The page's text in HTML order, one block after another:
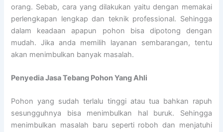
orang. Sebab, cara yang dilakukan yaitu dengan memakai
perlengkapan lengkap dan teknik professional. Sehingga
dalam keadaan apapun pohon bisa dipotong dengan
mudah. Jika anda memilih layanan sembarangan, tentu
akan menimbulkan banyak masalah.
PenyediaJasa Tebang Pohon Yang Ahli
Pohon yang sudah terlalu tinggi atau tua bahkan rapuh
sesungguhnya bisa menimbulkan hal buruk. Sehingga
menimbulkan masalah baru seperti roboh dan menjatuhi